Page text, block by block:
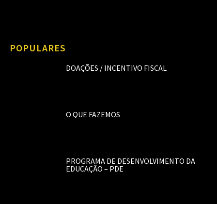
POPULARES
DOAÇÕES / INCENTIVO FISCAL
O QUE FAZEMOS
PROGRAMA DE DESENVOLVIMENTO DA
EDUCAÇÃO – PDE